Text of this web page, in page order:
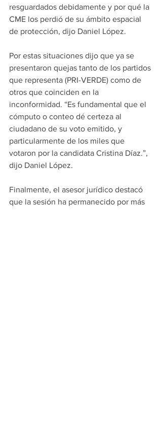
resguardados debidamente y por qué la
CME los perdió de su ámbito espacial
de protección, dijo Daniel López.
Por estas situaciones dijo que ya se
presentaron quejas tanto de los partidos
que representa (PRI-VERDE) como de
otros que coinciden en la
inconformidad. “Es fundamental que el
cómputo o conteo dé certeza al
ciudadano de su voto emitido, y
particularmente de los miles que
votaron por la candidata Cristina Díaz.”,
dijo Daniel López.
Finalmente, el asesor jurídico destacó
que la sesión ha permanecido por más